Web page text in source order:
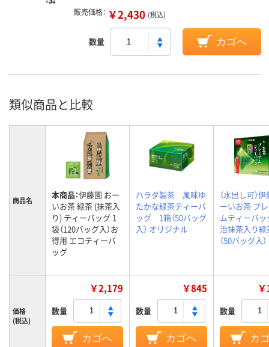
販売価格： ￥2,430 (税込)
数量 カゴへ
類似商品と比較
商品名 本商品：伊藤園 おー
いお茶 緑茶 (抹茶入
り) ティーバッグ 1
袋（120バッグ入）お
得用 エコティーバ
ッグ
ハラダ製茶 風味ゆ
たかな緑茶ティーバ
ッグ 1箱（50バッグ
入） オリジナル
（水出し可）
ーいお茶 プ
ムティーバッ
治抹茶入り緑
（50バッグ入）
価格
(税込)
￥2,179
数量
カゴへ
￥845
数量
カゴへ
数量
カ